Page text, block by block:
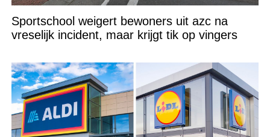
Sportschool weigert bewoners uit azc na
vreselijk incident, maar krijgt tik op vingers